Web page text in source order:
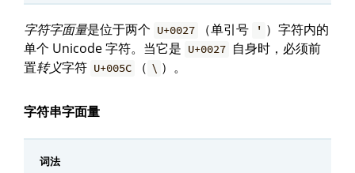
字符字面量是位于两个 U+0027 （单引号 ' ）字符内的
单个 Unicode 字符。当它是 U+0027 自身时，必须前
置转义字符 U+005C （ \ ）。
字符串字面量
词法